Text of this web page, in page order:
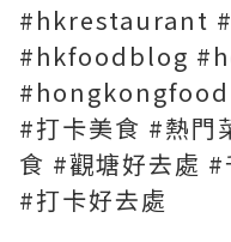
#hkrestaurant
#hkfoodblog
#打卡美食 #熱門
食 #觀塘好去處
#打卡好去處